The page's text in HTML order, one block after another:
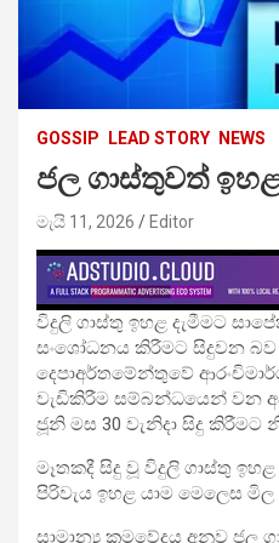
GOSSIP LEAD STORY NEWS
ජල ගාස්තුවත්
මැයි 11, 2026 Editor
විදුලි ගාස්තු ඉහළ දැමීමට
සංශෝධනය කිරීමට සිදුවන බව
දෙපාඅර්තමේන්තුවේ
වැඩිකිරීම සම්බන්ධයෙන් වන
ජූනි මස 30 වැනිදා සිදු කිරීමට
මෑතකදී සිදු වූ විදුලි ගාස්තු
පිරිවැය ඉහළ යාම මෙලෙස
සාමාන්‍ය ක්‍රමවේදය අනුව ජල